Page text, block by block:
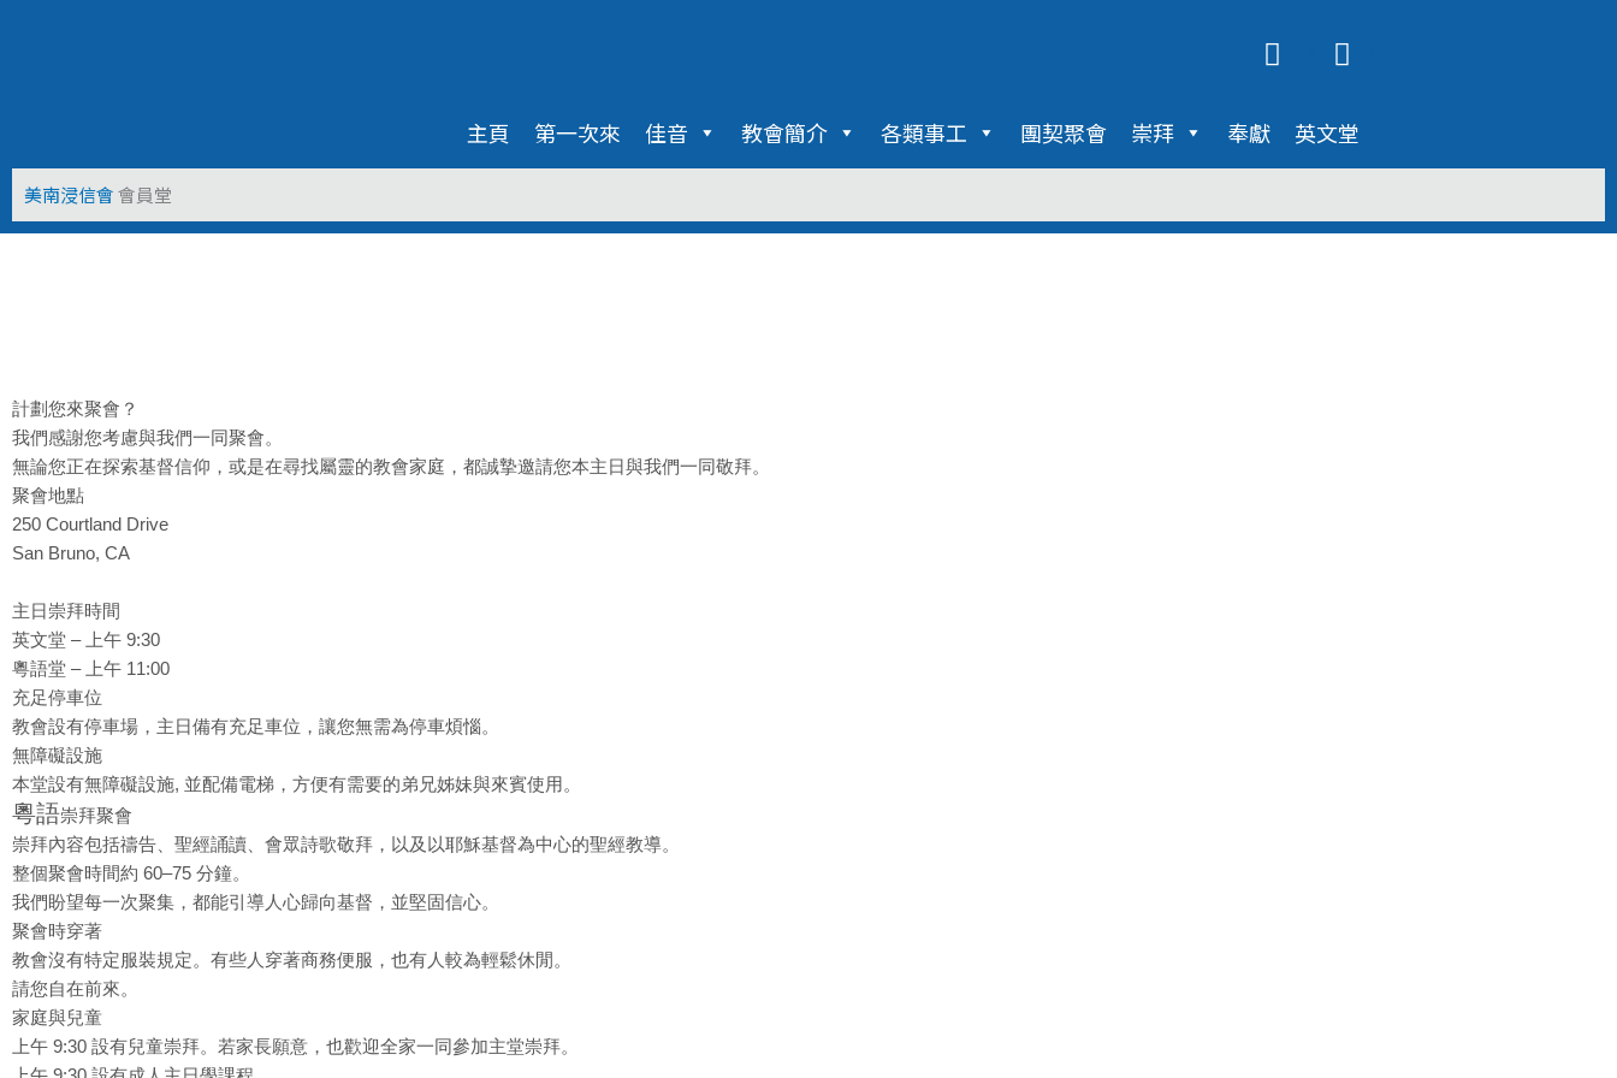
Y
o
t
u
e
F
a
e
b
o
k
主頁 第一次來 佳音 教會簡介 各類事工 團契聚會 崇拜 奉獻 英文堂
美南浸信會會員堂
計劃您來聚會？
我們感謝您考慮與我們一同聚會。
無論您正在探索基督信仰，或是在尋找屬靈的教會家庭，都誠摯邀請您本主日與我們一同敬拜。
聚會地點
250 Courtland Drive
San Bruno, CA
主日崇拜時間
英文堂 – 上午 9:30
粵語堂 – 上午 11:00
充足停車位
教會設有停車場，主日備有充足車位，讓您無需為停車煩惱。
無障礙設施
本堂設有無障礙設施, 並配備電梯，方便有需要的弟兄姊妹與來賓使用。
粵語崇拜聚會
崇拜內容包括禱告、聖經誦讀、會眾詩歌敬拜，以及以耶穌基督為中心的聖經教導。
整個聚會時間約 60–75 分鐘。
我們盼望每一次聚集，都能引導人心歸向基督，並堅固信心。
聚會時穿著
教會沒有特定服裝規定。有些人穿著商務便服，也有人較為輕鬆休閒。
請您自在前來。
家庭與兒童
上午 9:30 設有兒童崇拜。若家長願意，也歡迎全家一同參加主堂崇拜。